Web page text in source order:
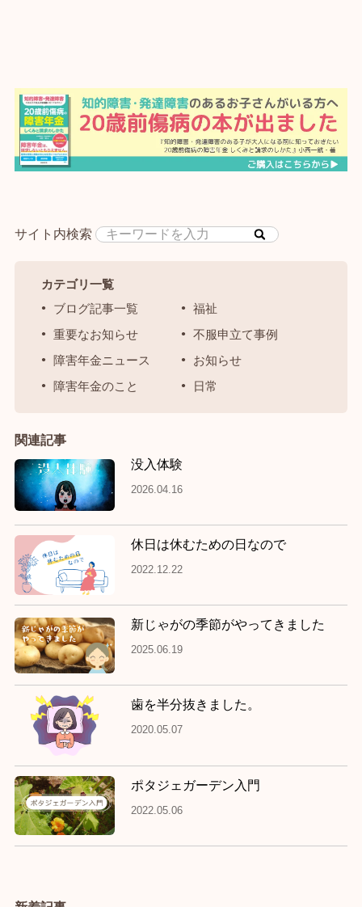
サイト内検索
カテゴリ一覧
ブログ記事一覧
福祉
重要なお知らせ
不服申立て事例
障害年金ニュース
お知らせ
障害年金のこと
日常
関連記事
没入体験
2026.04.16
休日は休むための日なので
2022.12.22
新じゃがの季節がやってきました
2025.06.19
歯を半分抜きました。
2020.05.07
ポタジェガーデン入門
2022.05.06